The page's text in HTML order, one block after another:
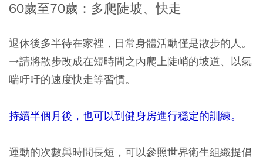
60歲至70歲：多爬陡坡、快走
退休後多半待在家裡，日常身體活動僅是散步的人。
→請將散步改成在短時間之內爬上陡峭的坡道、以氣
喘吁吁的速度快走等習慣。
持續半個月後，也可以到健身房進行穩定的訓練。
運動的次數與時間長短，可以參照世界衛生組織提倡